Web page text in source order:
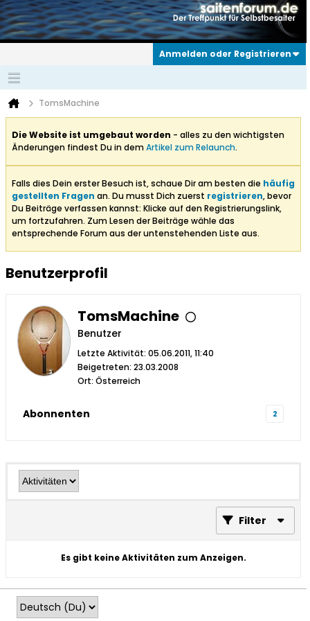
Anmelden oder Registrieren
TomsMachine
Die Website ist umgebaut worden - alles zu den wichtigsten
Änderungen findest Du in demArtikel zum Relaunch.
Falls dies Dein erster Besuch ist, schaue Dir am besten die häufig
gestellten Fragen an. Du musst Dich zuerst registrieren, bevor
Du Beiträge verfassen kannst: Klicke auf den Registrierungslink,
um fortzufahren. Zum Lesen der Beiträge wähle das
entsprechende Forum aus der untenstehenden Liste aus.
Benutzerprofil
TomsMachine
Benutzer
Letzte Aktivität: 05.06.2011, 11:40
Beigetreten: 23.03.2008
Ort: Österreich
Abonnenten 2
Filter
Es gibt keine Aktivitäten zum Anzeigen.